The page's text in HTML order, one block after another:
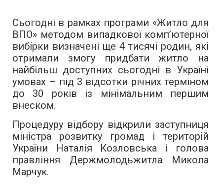
Сьогодні в рамках програми «Житло для
ВПО» методом випадкової комп’ютерної
вибірки визначені ще 4 тисячі родин, які
отримали змогу придбати житло на
найбільш доступних сьогодні в Україні
умовах – під 3 відсотки річних терміном
до 30 років із мінімальним першим
внеском.
Процедуру відбору відкрили заступниця
міністра розвитку громад і територій
України Наталія Козловська і голова
правління Держмолодьжитла Микола
Марчук.